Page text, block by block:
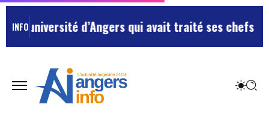
INFO d’Angers qui avait traité ses chefs de